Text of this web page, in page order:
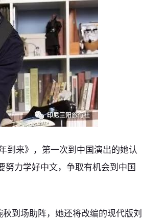
到来》，第一次到中国演出的她认
努力学好中文，争取有机会到中国
到场助阵，她还将改编的现代版刘